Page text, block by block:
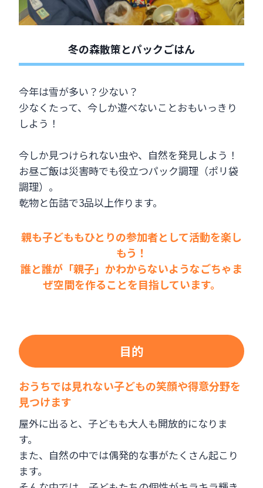
冬の森散策とパックごはん
今年は雪が多い？少ない？
少なくたって、今しか遊べないことおもいっきり
しよう！
今しか見つけられない虫や、自然を発見しよう！
お昼ご飯は災害時でも役立つパック調理（ポリ袋
調理）。
乾物と缶詰で3品以上作ります。
親も子どももひとりの参加者として活動を楽し
もう！
誰と誰が「親子」かわからないようなごちゃま
ぜ空間を作ることを目指しています。
目的
おうちでは見れない子どもの笑顔や得意分野を
見つけます
屋外に出ると、子どもも大人も開放的になりま
す。
また、自然の中では偶発的な事がたくさん起こり
ます。